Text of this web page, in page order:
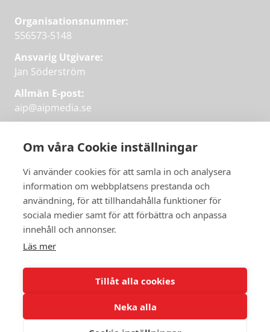
Om våra Cookie inställningar
Vi använder cookies för att samla in och analysera
information om webbplatsens prestanda och
användning, för att tillhandahålla funktioner för
sociala medier samt för att förbättra och anpassa
innehåll och annonser.
Läs mer
Tillåt alla cookies
Neka alla
första månaden
gratis.
PRENUMERERA
Organisationsnummer:
556573-5148
Ansvarig Utgivare:
Jan Söderström
Allmän E-post:
aip@aipmedia.se
aip@flowyinfo.seeller 08-1210 60 40.
Instagram
LinkedIn
Twitter
Facebook
Få veckans bästa
artiklar på mejlen
PRENUMERERA